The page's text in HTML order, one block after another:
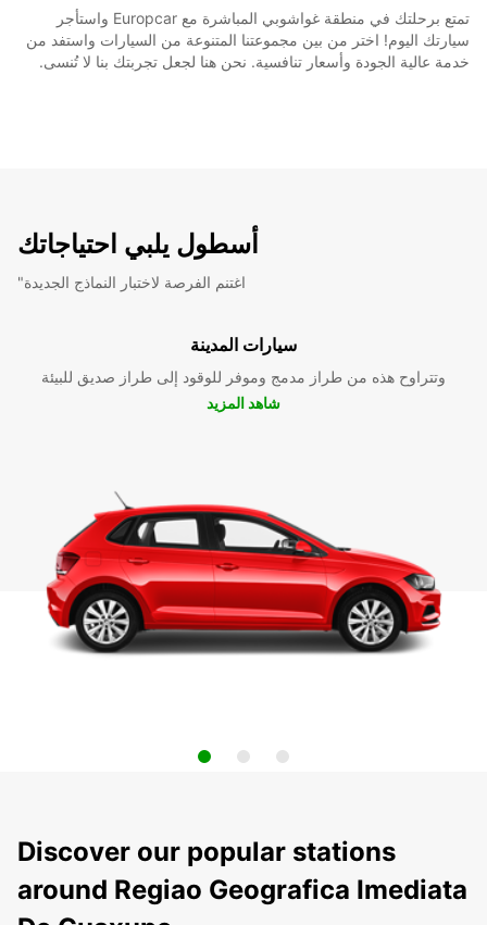
تمتع برحلتك في منطقة غواشوبي المباشرة مع Europcar واستأجر
سيارتك اليوم! اختر من بين مجموعتنا المتنوعة من السيارات واستفد من
خدمة عالية الجودة وأسعار تنافسية. نحن هنا لجعل تجربتك بنا لا تُنسى.
أسطول يلبي احتياجاتك
"اغتنم الفرصة لاختبار النماذج الجديدة
سيارات المدينة
وتتراوح هذه من طراز مدمج وموفر للوقود إلى طراز صديق للبيئة
شاهد المزيد
Discover our popular stations
around Regiao Geografica Imediata